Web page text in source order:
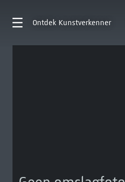
Ontdek Kunstverkenner